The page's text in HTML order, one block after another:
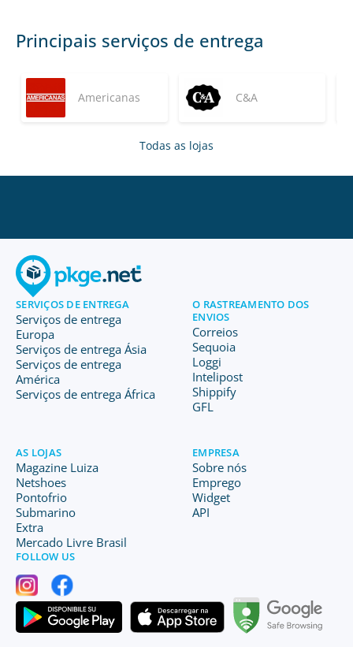
Principais serviços de entrega
Americanas C&A
Todas as lojas
SERVIÇOS DE ENTREGA
Serviços de entrega
Europa
Serviços de entrega Ásia
Serviços de entrega
América
Serviços de entrega África
O RASTREAMENTO DOS
ENVIOS
Correios
Sequoia
Loggi
Intelipost
Shippify
GFL
AS LOJAS
Magazine Luiza
Netshoes
Pontofrio
Submarino
Extra
Mercado Livre Brasil
EMPRESA
Sobre nós
Emprego
Widget
API
FOLLOW US